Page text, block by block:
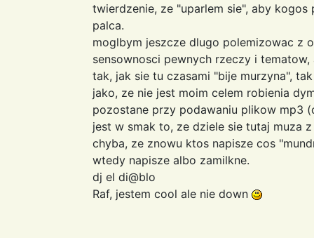
twierdzenie, ze "uparlem sie", aby
palca.
moglbym jeszcze dlugo polemizowac z
sensownosci pewnych rzeczy i
tak, jak sie tu czasami "bije murzyna",
jako, ze nie jest moim celem robienia
pozostane przy podawaniu plikow mp3
jest w smak to, ze dziele sie tutaj muza
chyba, ze znowu ktos napisze cos
wtedy napisze albo zamilkne.
dj el di@blo
Raf, jestem cool ale nie down